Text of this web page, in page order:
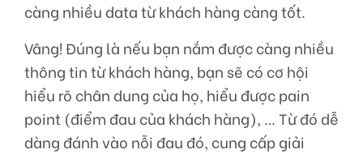
càng nhiều data từ khách hàng càng tốt.
Vâng! Đúng là nếu bạn nắm được càng nhiều
thông tin từ khách hàng, bạn sẽ có cơ hội
hiểu rõ chân dung của họ, hiểu được pain
point (điểm đau của khách hàng), … Từ đó dễ
dàng đánh vào nỗi đau đó, cung cấp giải